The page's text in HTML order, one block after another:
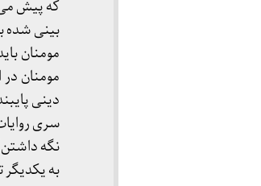
که پیش می
بینی شده
مومنان
مومنان
دینی
سری
نگه
به